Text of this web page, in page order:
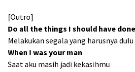
[Outro]
Do all the things I should have done
Melakukan segala yang harusnya
When I was your man
Saat aku masih jadi kekasihmu